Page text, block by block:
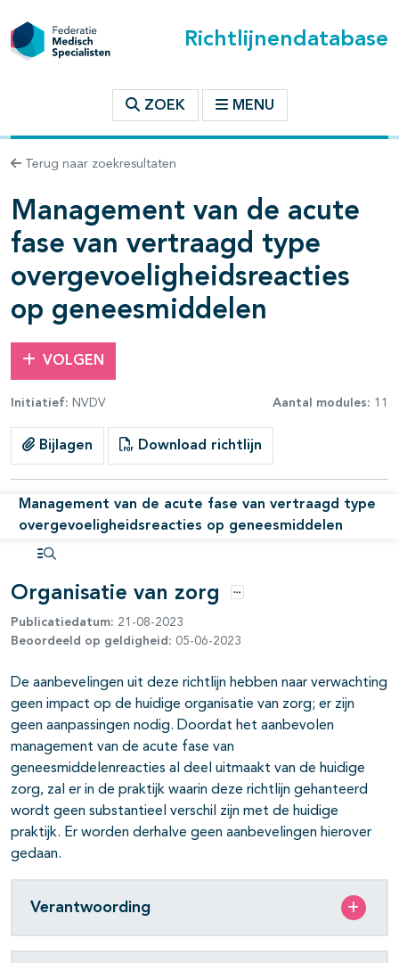
Richtlijnendatabase
ZOEK MENU
Terug naar zoekresultaten
Management van de acute
fase van vertraagd type
overgevoeligheidsreacties
op geneesmiddelen
VOLGEN
Initiatief: NVDV Aantal modules: 11
Bijlagen Download richtlijn
Management van de acute fase van vertraagd type
overgevoeligheidsreacties op geneesmiddelen
binnen deze richtlijn
openklappen
Organisatie van zorg Opties
Publicatiedatum: 21-08-2023
Beoordeeld op geldigheid: 05-06-2023
De aanbevelingen uit deze richtlijn hebben naar verwachting
geen impact op de huidige organisatie van zorg; er zijn
geen aanpassingen nodig. Doordat het aanbevolen
management van de acute fase van
geneesmiddelenreacties al deel uitmaakt van de huidige
zorg, zal er in de praktijk waarin deze richtlijn gehanteerd
wordt geen substantieel verschil zijn met de huidige
praktijk. Er worden derhalve geen aanbevelingen hierover
gedaan.
Verantwoording